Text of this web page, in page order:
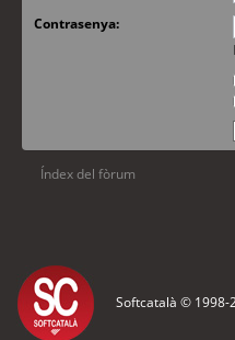
Contrasenya:
Índex del fòrum
Softcatalà © 1998-